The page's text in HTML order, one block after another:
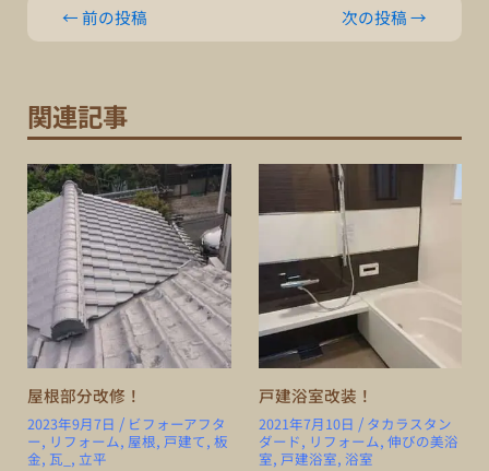
←前の投稿 次の投稿→
関連記事
屋根部分改修！
2023年9月7日 / ビフォーアフタ
ー, リフォーム, 屋根, 戸建て, 板
金, 瓦_ , 立平
戸建浴室改装！
2021年7月10日 / タカラスタン
ダード, リフォーム, 伸びの美浴
室, 戸建浴室, 浴室